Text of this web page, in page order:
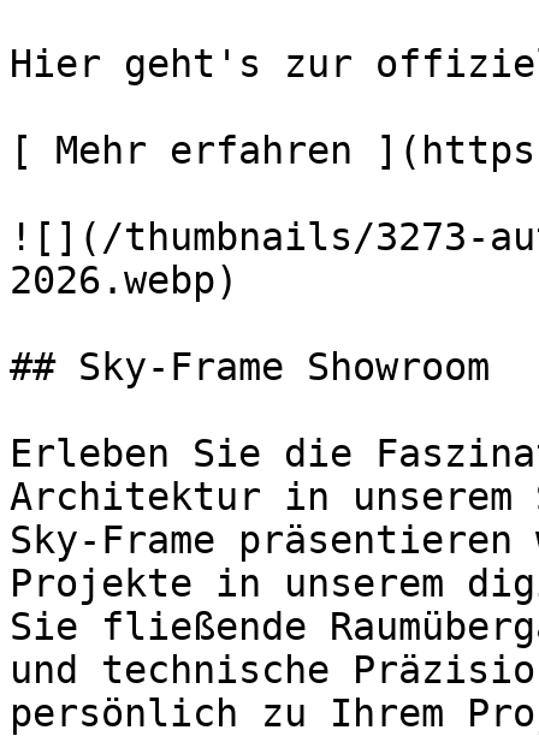
Hier geht's zur
[ Mehr erfahren
![](/thumbnails/3273-
2026.webp)
## Sky-Frame Showroom
Erleben Sie die
Architektur in unserem
Sky-Frame
Projekte in unserem
Sie fließende
und technische
persönlich zu Ihrem